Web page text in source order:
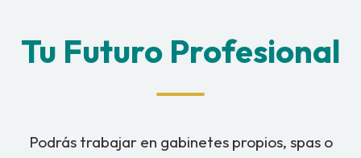
Tu Futuro Profesional
Podrás trabajar en gabinetes propios, spas o